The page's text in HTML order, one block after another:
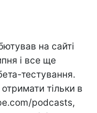
на сайті
і все ще
тестування.
тільки в
podcasts,